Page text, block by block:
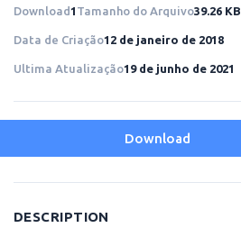
Download1 Tamanho do Arquivo39.26 KB
Data de Criação12 de janeiro de 2018
Ultima Atualização19 de junho de 2021
Download
DESCRIPTION